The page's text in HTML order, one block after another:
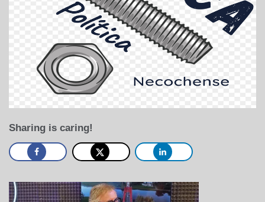
Sharing is caring!